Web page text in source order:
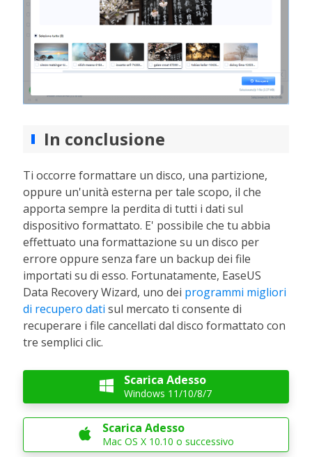
In conclusione
Ti occorre formattare un disco, una partizione,
oppure un'unità esterna per tale scopo, il che
apporta sempre la perdita di tutti i dati sul
dispositivo formattato. E' possibile che tu abbia
effettuato una formattazione su un disco per
errore oppure senza fare un backup dei file
importati su di esso. Fortunatamente, EaseUS
Data Recovery Wizard, uno dei programmi migliori
di recupero dati sul mercato ti consente di
recuperare i file cancellati dal disco formattato con
tre semplici clic.
 Scarica Adesso
Windows 11/10/8/7
 Scarica Adesso
Mac OS X 10.10 o successivo